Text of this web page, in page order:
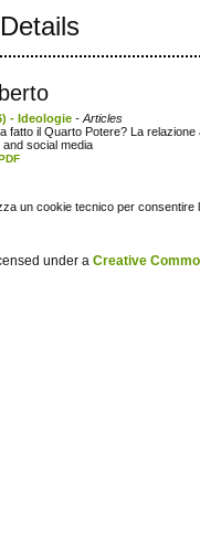
- Ideologie - Articles
fatto il Quarto Potere? La
and social media
un cookie tecnico per
under aCreative